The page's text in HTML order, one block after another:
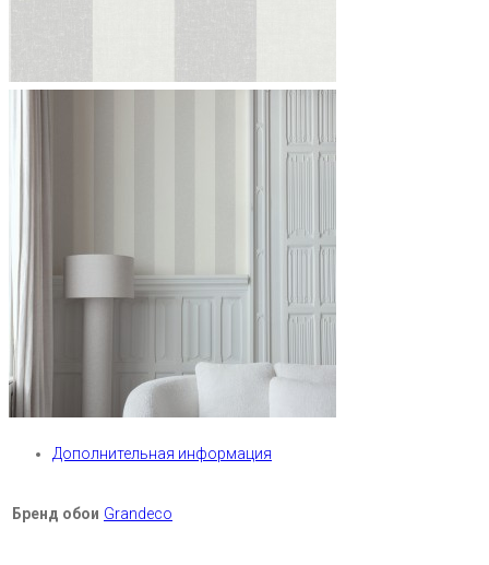
Дополнительная информация
Бренд обои Grandeco